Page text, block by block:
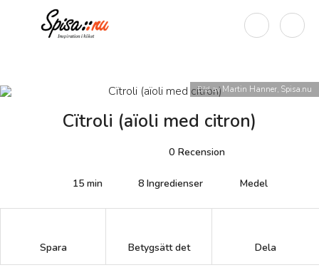
Bild av Martin Hanner, Spisa.nu
Cïtroli (aïoli med citron)
0 Recension
15 min 8 Ingredienser Medel
Spara Betygsätt det Dela